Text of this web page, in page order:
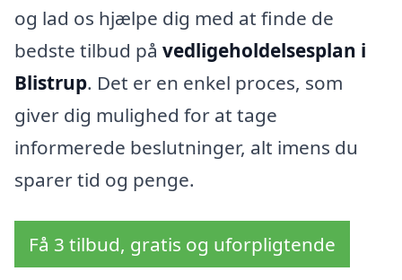
og lad os hjælpe dig med at finde de
bedste tilbud på vedligeholdelsesplan i
Blistrup. Det er en enkel proces, som
giver dig mulighed for at tage
informerede beslutninger, alt imens du
sparer tid og penge.
Få 3 tilbud, gratis og uforpligtende